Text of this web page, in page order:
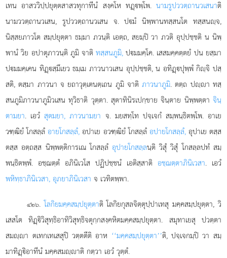
เทน อาสววิปฺปยุตฺตสาสวทุกาทีนํ สงฺคโห ทฏฺพฺโพ. นามรูปววตฺถานวเสนาติ
นามววตฺถานวเสน, รูปววตฺถานวเสน จ. ปมํ นิพฺพานทสฺสนโต ทสฺสนฺจ,
นิสฺสยภาวโต สมฺปยุตฺตา ธมฺมา ภวนฺติ เอตฺถ, สยมฺปิ วา ภวติ อุปฺปชฺชติ น นิพฺ
พานํ วิย อปาตุภาวนฺติ ภูมิ จาติทสฺสนภูมิ, ปมมคฺโค. เสสมคฺคตฺตยํ ปน ยสฺมา
ปมมคฺเคน ทิฏฺสฺมึเยว ธมฺเม ภาวนาวเสน อุปฺปชฺชติ, น อทิฏฺปุพฺพํ กิฺจิ ปสฺ
สติ, ตสฺมา ภาวนา จ ยถาวุตฺเตนตฺเถน ภูมิ จาติภาวนาภูมิ. ตตฺถ ปฺา ทสฺ
สนภูมิภาวนาภูมิวเสน ทุวิธาติ วุตฺตา. สุตาทินิรเปกฺขาย จินฺตาย นิพฺพตฺตา จินฺ
ตามยา. เอวํสุตมยา, ภาวนามยา จ. มยสทฺโท ปจฺเจกํ สมฺพนฺธิตพฺโพ. อาเย
วฑฺฒิยํ โกสลฺลํอายโกสลฺลํ, อปาเย อวฑฺฒิยํ โกสลฺลํ อปายโกสลฺลํ,อุปาเย ตสฺส
ตสฺส อตฺถสฺส นิพฺพตฺติการเณ โกสลฺลํ อุปายโกสลฺลนฺติ วิสุํ วิสุํ โกสลฺลปทํ สมฺ
พนฺธิตพฺพํ. อชฺฌตฺตํ อภินิเวโส ปฏิปชฺชนํ เอติสฺสาติ อชฺฌตฺตาภินิเวสา. เอวํ
พหิทฺธาภินิเวสา, อุภยาภินิเวสา จ เวทิตพฺพา.
๔๒๖.โลกิยมคฺคสมฺปยุตฺตาติ โลกิยกุสลจิตฺตุปฺปาเทสุ มคฺคสมฺปยุตฺตา, วิ
เสสโต ทิฏฺิวิสุทฺธิอาทิวิสุทฺธิจตุกฺกสงฺคหิตมคฺคสมฺปยุตฺตา. สมุทาเยสุ ปวตฺตา
สมฺา ตเทกเทเสสุปิ วตฺตตีติ อาห ‘‘มคฺคสมฺปยุตฺตา’’ติ, ปจฺเจกมฺปิ วา สมฺ
มาทิฏฺิอาทีนํ มคฺคสมฺาติ กตฺวา เอวํ วุตฺตํ.